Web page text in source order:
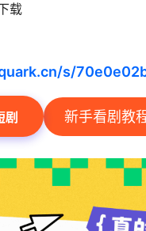
载
s/
剧 新手看剧教